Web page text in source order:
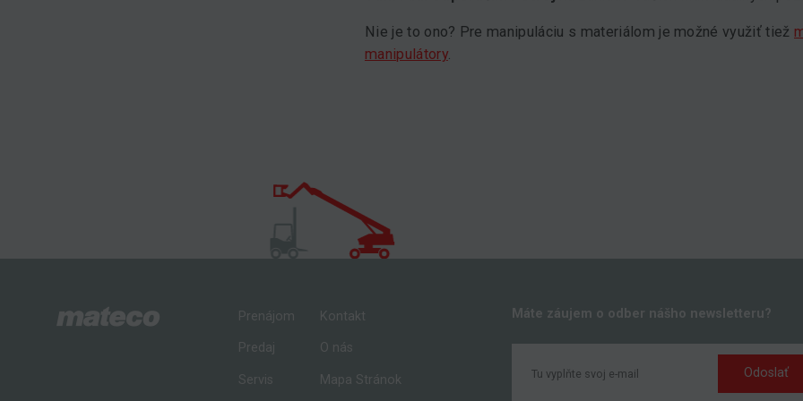
Nie je to ono? Pre manipuláciu s materiálom je možné využiť tiež
manipulátory.
Prenájom
Predaj
Servis
Kontakt
O nás
Mapa Stránok
Máte záujem o odber nášho newsletteru?
Odoslať